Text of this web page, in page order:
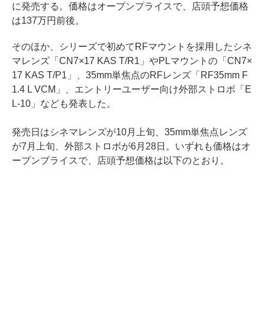
に発売する。価格はオープンプライスで、店頭予想価格
は137万円前後。
そのほか、シリーズで初めてRFマウントを採用したシネ
マレンズ「CN7×17 KAS T/R1」やPLマウントの「CN7×
17 KAS T/P1」、35mm単焦点のRFレンズ「RF35mm F
1.4 L VCM」、エントリーユーザー向け外部ストロボ「E
L-10」なども発表した。
発売日はシネマレンズが10月上旬、35mm単焦点レンズ
が7月上旬、外部ストロボが6月28日。いずれも価格はオ
ープンプライスで、店頭予想価格は以下のとおり。